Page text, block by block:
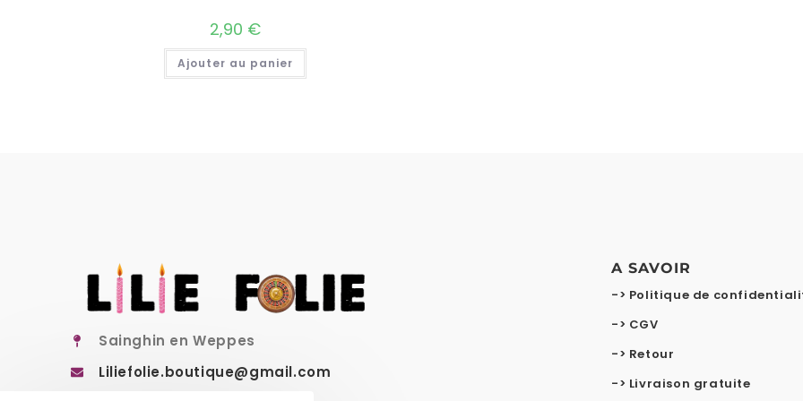
2,90 €
Ajouter au panier
Sainghin en Weppes
Liliefolie.boutique@gmail.com
A SAVOIR
-> Politique de
-> CGV
-> Retour
-> Livraison gratuite